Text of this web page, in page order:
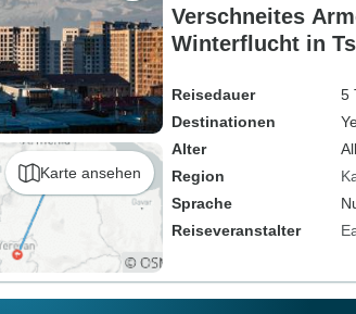
Karte ansehen
Verschneites
Winterflucht in
Reisedauer
5
Destinationen
Alter
Region
Sprache
Reiseveranstalter